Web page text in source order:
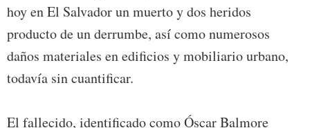
hoy en El Salvador un muerto y dos heridos
producto de un derrumbe, así como numerosos
daños materiales en edificios y mobiliario urbano,
todavía sin cuantificar.
El fallecido, identificado como Óscar Balmore